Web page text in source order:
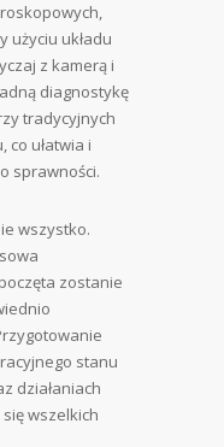
użyciu układu
z kamerą i
diagnostykę
tradycyjnych
co ułatwia i
sprawności.
wszystko.
zostanie
stanu
działaniach
wszelkich